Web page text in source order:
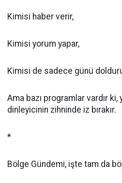
Kimisi haber verir,
Kimisi yorum yapar,
Kimisi de sadece günü
Ama bazı programlar vardır ki,
dinleyicinin zihninde iz bırakır.
*
Bölge Gündemi, işte tam da